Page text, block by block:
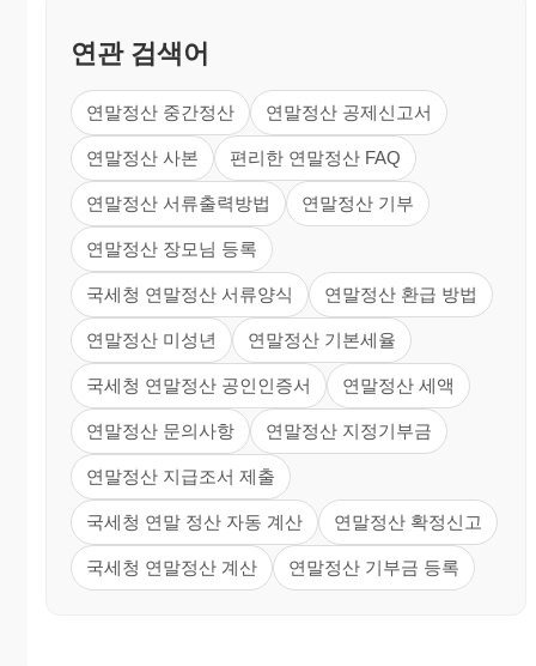
연관 검색어
연말정산 중간정산 연말정산 공제신고서
연말정산 사본 편리한 연말정산 FAQ
연말정산 서류출력방법 연말정산 기부
연말정산 장모님 등록
국세청 연말정산 서류양식 연말정산 환급 방법
연말정산 미성년 연말정산 기본세율
국세청 연말정산 공인인증서 연말정산 세액
연말정산 문의사항 연말정산 지정기부금
연말정산 지급조서 제출
국세청 연말 정산 자동 계산 연말정산 확정신고
국세청 연말정산 계산 연말정산 기부금 등록